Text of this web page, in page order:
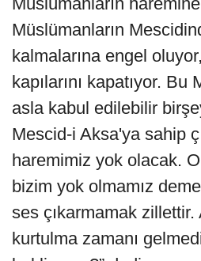
Müslümanların
kalmalarına engel
kapılarını kapatıyor.
asla kabul edilebilir
Mescid-i Aksa'ya sahip
haremimiz yok olacak.
bizim yok olmamız
ses çıkarmamak zillettir.
kurtulma zamanı